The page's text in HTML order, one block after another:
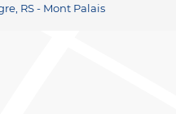
RS - Mont Palais